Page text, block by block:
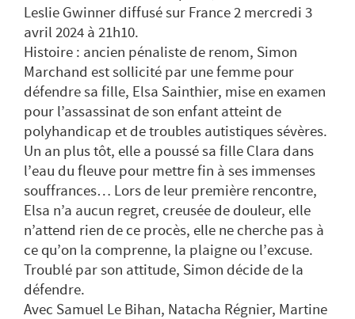
Leslie Gwinner diffusé sur France 2 mercredi 3
avril 2024 à 21h10.
Histoire : ancien pénaliste de renom, Simon
Marchand est sollicité par une femme pour
défendre sa fille, Elsa Sainthier, mise en examen
pour l’assassinat de son enfant atteint de
polyhandicap et de troubles autistiques sévères.
Un an plus tôt, elle a poussé sa fille Clara dans
l’eau du fleuve pour mettre fin à ses immenses
souffrances… Lors de leur première rencontre,
Elsa n’a aucun regret, creusée de douleur, elle
n’attend rien de ce procès, elle ne cherche pas à
ce qu’on la comprenne, la plaigne ou l’excuse.
Troublé par son attitude, Simon décide de la
défendre.
Avec Samuel Le Bihan, Natacha Régnier, Martine